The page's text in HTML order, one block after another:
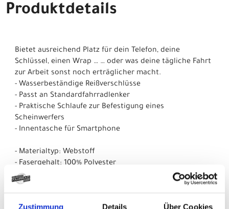
Zustimmung Details Über Cookies
Produktdetails
Bietet ausreichend Platz für dein Telefon, deine
Schlüssel, einen Wrap … … oder was deine tägliche Fahrt
zur Arbeit sonst noch erträglicher macht.
- Wasserbeständige Reißverschlüsse
- Passt an Standardfahrradlenker
- Praktische Schlaufe zur Befestigung eines
Scheinwerfers
- Innentasche für Smartphone
- Materialtyp: Webstoff
- Fasergehalt: 100% Polyester
Herstellerdaten gem. GPSR
06116 Halle (Saale)